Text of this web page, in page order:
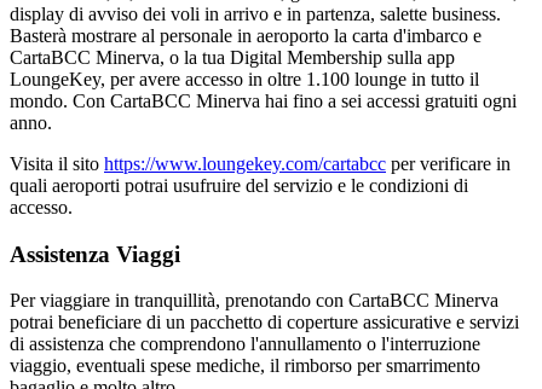
display di avviso dei voli in arrivo e in partenza, salette business.
Basterà mostrare al personale in aeroporto la carta d'imbarco e
CartaBCC Minerva, o la tua Digital Membership sulla app
LoungeKey, per avere accesso in oltre 1.100 lounge in tutto il
mondo. Con CartaBCC Minerva hai fino a sei accessi gratuiti ogni
anno.
Visita il sito https://www.loungekey.com/cartabcc per verificare in
quali aeroporti potrai usufruire del servizio e le condizioni di
accesso.
Assistenza Viaggi
Per viaggiare in tranquillità, prenotando con CartaBCC Minerva
potrai beneficiare di un pacchetto di coperture assicurative e servizi
di assistenza che comprendono l'annullamento o l'interruzione
viaggio, eventuali spese mediche, il rimborso per smarrimento